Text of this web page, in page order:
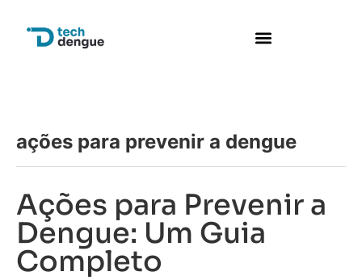
ações para prevenir a dengue
Ações para Prevenir a
Dengue: Um Guia
Completo